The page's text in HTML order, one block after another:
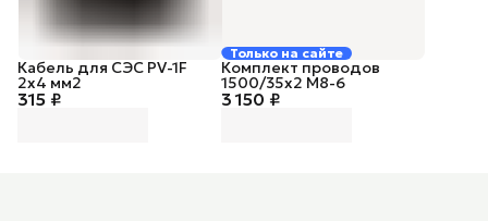
315 ₽
Кабель для СЭС PV-1F
2х4 мм2
Только на сайте
3 150 ₽
Комплект проводов
1500/35х2 М8-6